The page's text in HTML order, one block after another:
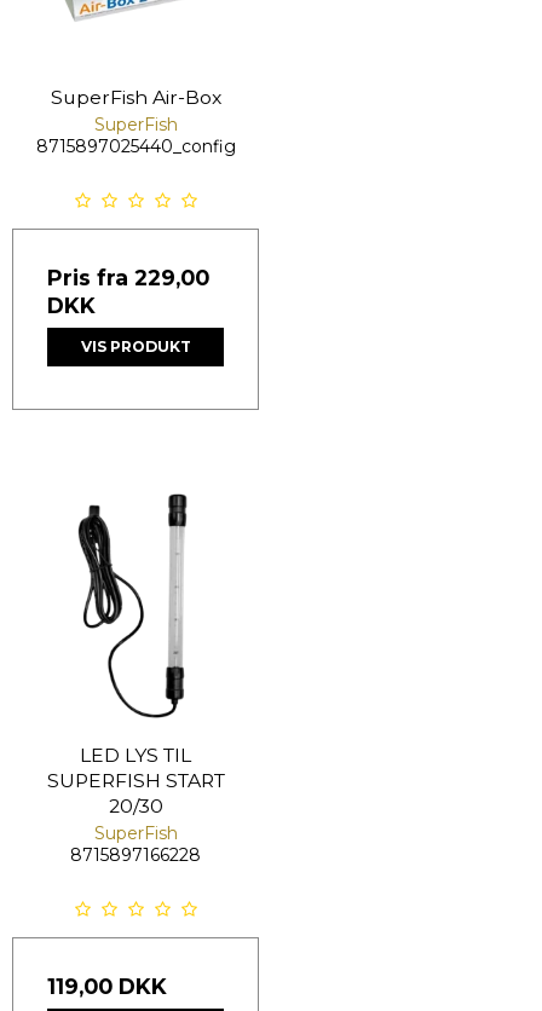
SuperFish Air-Box
SuperFish
8715897025440_config
Pris fra 229,00
DKK
VIS PRODUKT
LED LYS TIL
SUPERFISH START
20/30
SuperFish
8715897166228
119,00 DKK